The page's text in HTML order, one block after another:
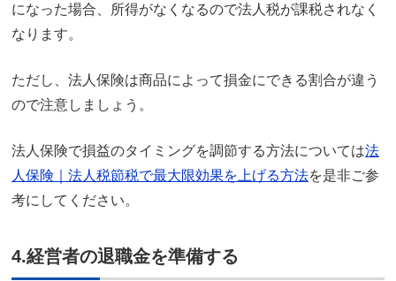
になった場合、所得がなくなるので法人税が課税されなく
なります。
ただし、法人保険は商品によって損金にできる割合が違う
ので注意しましょう。
法人保険で損益のタイミングを調節する方法については法
人保険｜法人税節税で最大限効果を上げる方法を是非ご参
考にしてください。
4.経営者の退職金を準備する